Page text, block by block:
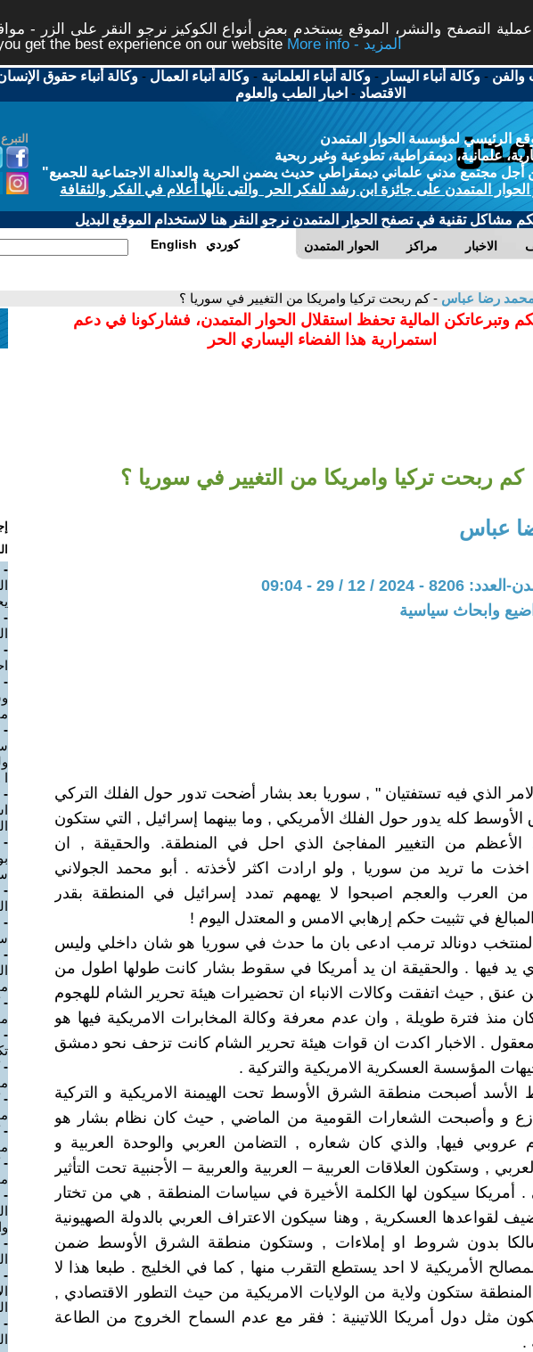
التصفح والنشر، الموقع يستخدم بعض أنواع الكوكيز نرجو النقر على الزر -
get the best experience on our website
More info - المزيد
والفن -وكالة أنباء اليسار -وكالة أنباء العلمانية -وكالة أنباء العمال -وكالة أنباء حقوق
الاقتصاد - اخبار الطب والعلوم
الرئيسي لمؤسسة الحوار المتمدن
علمانية، ديمقراطية، تطوعية وغير ربحية
مجتمع مدني علماني ديمقراطي حديث يضمن الحرية والعدالة الاجتماعية للجميع"
المتمدن على جائزة ابن رشد للفكر الحر والتى نالها أعلام في الفكر والثقافة
مشاكل تقنية في تصفح الحوار المتمدن نرجو النقر هنا لاستخدام الموقع البديل
الحوار المتمدن مراكز الاخبار English كوردي
رضا عباس - كم ربحت تركيا وامريكا من التغيير في سوريا ؟
وتبرعاتكن المالية تحفظ استقلال الحوار المتمدن، فشاركونا في دعم
استمرارية هذا الفضاء اليساري الحر
كم ربحت تركيا وامريكا من التغيير في سوريا ؟
عباس
- 2024 / 12 / 29 - 09:04
وابحاث سياسية
الذي فيه تستفتيان " , سوريا بعد بشار أضحت تدور حول الفلك التركي
كله يدور حول الفلك الأمريكي , وما بينهما إسرائيل , التي ستكون
الأعظم من التغيير المفاجئ الذي احل في المنطقة. والحقيقة , ان
اخذت ما تريد من سوريا , ولو ارادت اكثر لأخذته . أبو محمد الجولاني
من العرب والعجم اصبحوا لا يهمهم تمدد إسرائيل في المنطقة بقدر
المبالغ في تثبيت حكم إرهابي الامس و المعتدل اليوم !
المنتخب دونالد ترمب ادعى بان ما حدث في سوريا هو شان داخلي وليس
أي يد فيها . والحقيقة ان يد أمريكا في سقوط بشار كانت طولها اطول من
عنق , حيث اتفقت وكالات الانباء ان تحضيرات هيئة تحرير الشام للهجوم
منذ فترة طويلة , وان عدم معرفة وكالة المخابرات الامريكية فيها هو
معقول . الاخبار اكدت ان قوات هيئة تحرير الشام كانت تزحف نحو دمشق
المؤسسة العسكرية الامريكية والتركية .
أصبحت منطقة الشرق الأوسط تحت الهيمنة الامريكية و التركية
و وأصبحت الشعارات القومية من الماضي , حيث كان نظام بشار هو
عروبي فيها, والذي كان شعاره , التضامن العربي والوحدة العربية و
, وستكون العلاقات العربية – العربية والعربية – الأجنبية تحت التأثير
. أمريكا سيكون لها الكلمة الأخيرة في سياسات المنطقة , هي من تختار
لقواعدها العسكرية , وهنا سيكون الاعتراف العربي بالدولة الصهيونية
بدون شروط او إملاءات , وستكون منطقة الشرق الأوسط ضمن
الأمريكية لا احد يستطع التقرب منها , كما في الخليج . طبعا هذا لا
ستكون ولاية من الولايات الامريكية من حيث التطور الاقتصادي ,
مثل دول أمريكا اللاتينية : فقر مع عدم السماح الخروج من الطاعة
.
-
-
-
-
-
-
-
-
-
-
-
-
-
-
-
-
-
-
-
-